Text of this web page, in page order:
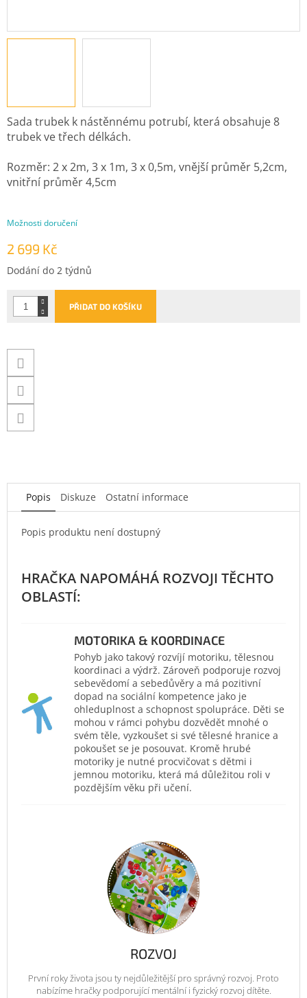
2 699 Kč
Měrná
Dodání do 2 týdnů
Možnosti doručení
PŘIDAT DO KOŠÍKU
Sada trubek k nástěnnému potrubí, která obsahuje 8
trubek ve třech délkách.
Rozměr: 2 x 2m, 3 x 1m, 3 x 0,5m, vnější průměr 5,2cm,
vnitřní průměr 4,5cm
Popis Diskuze Ostatní informace
Popis produktu není dostupný
MOTORIKA & KOORDINACE
Pohyb jako takový rozvíjí motoriku, tělesnou
koordinaci a výdrž. Zároveň podporuje rozvoj
sebevědomí a sebedůvěry a má pozitivní
dopad na sociální kompetence jako je
ohleduplnost a schopnost spolupráce. Děti se
mohou v rámci pohybu dozvědět mnohé o
svém těle, vyzkoušet si své tělesné hranice a
pokoušet se je posouvat. Kromě hrubé
motoriky je nutné procvičovat s dětmi i
jemnou motoriku, která má důležitou roli v
pozdějším věku při učení.
ROZVOJ
První roky života jsou ty nejdůležitější pro správný rozvoj. Proto
nabízíme hračky podporující mentální i fyzický rozvoj dítěte.